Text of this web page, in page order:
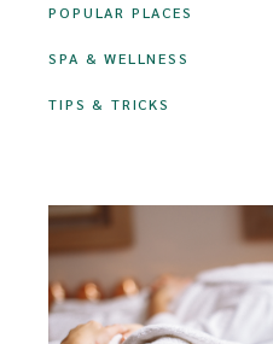
POPULAR PLACES
SPA & WELLNESS
TIPS & TRICKS